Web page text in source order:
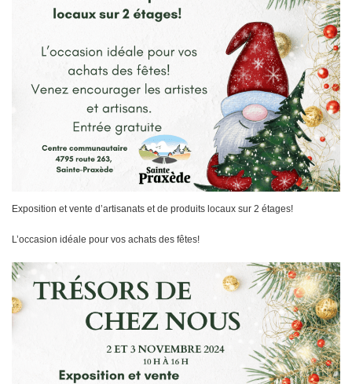
Exposition et vente d’artisanats et de produits locaux sur 2 étages!
L’occasion idéale pour vos achats des fêtes!